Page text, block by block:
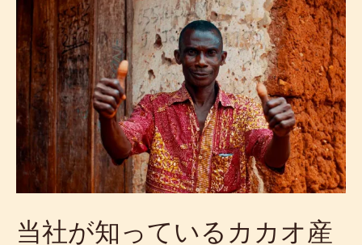
当社が知っているカカオ産